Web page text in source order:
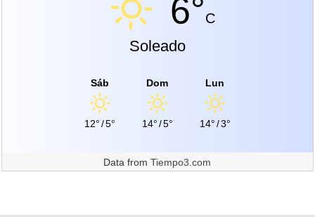
6°C
Soleado
Sáb
12°/5°
Dom
14°/5°
Lun
14°/3°
Data fromTiempo3.com